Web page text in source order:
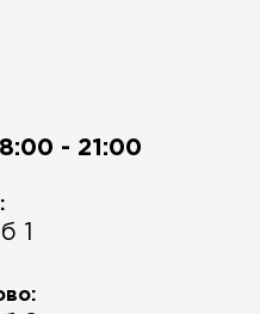
- 21:00
1